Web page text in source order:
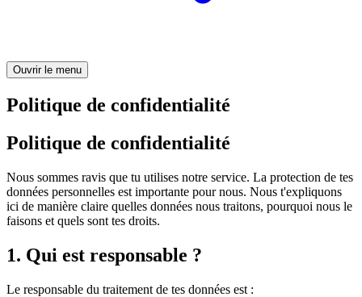
Ouvrir le menu
Politique de confidentialité
Politique de confidentialité
Nous sommes ravis que tu utilises notre service. La protection de tes
données personnelles est importante pour nous. Nous t'expliquons
ici de manière claire quelles données nous traitons, pourquoi nous le
faisons et quels sont tes droits.
1. Qui est responsable ?
Le responsable du traitement de tes données est :